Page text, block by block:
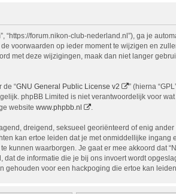
“https://forum.nikon-club-nederland.nl”), ga je
voorwaarden op ieder moment te wijzigen en
met deze wijzigingen, maak dan niet langer
de “GNU General Public License v2 ” (hierna
phpBB Limited is niet verantwoordelijk voor
website www.phpbb.nl .
dreigend, seksueel georiënteerd of enig
kan ertoe leiden dat je met onmiddellijke
waarborgen. Je gaat er mee akkoord dat
de informatie die je bij ons invoert wordt
gehouden voor een hackpoging die ertoe kan